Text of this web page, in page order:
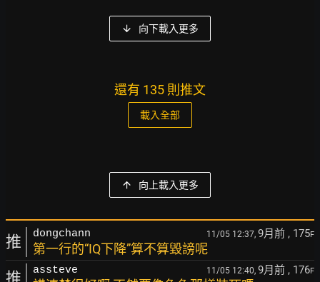
向下載入更多
還有 135 則推文
載入全部
向上載入更多
推 dongchann 11/05 12:37, 9月前 , 175F
第一行的“IQ下降”算不算毀謗呢
推 assteve 11/05 12:40, 9月前 , 176F